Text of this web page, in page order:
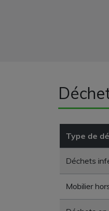
Type de
Déchets
Mobilier